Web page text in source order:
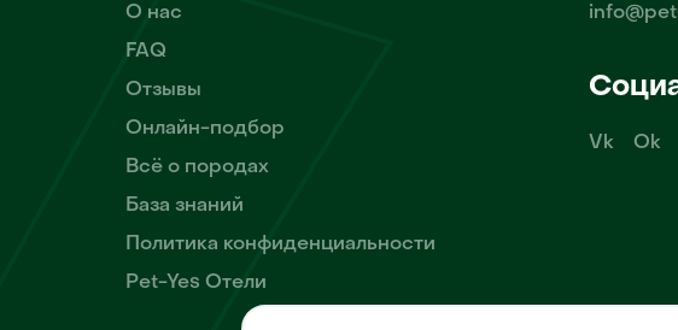
О нас
FAQ
Отзывы
Онлайн-подбор
Всё о породах
База знаний
Политика конфиденциальности
Pet-Yes Отели
Vk Ok